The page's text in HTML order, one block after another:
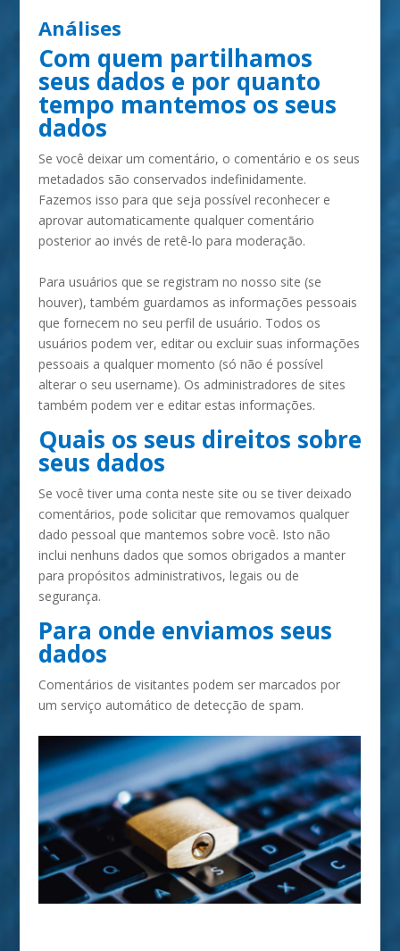
Análises
Com quem partilhamos
seus dados e por quanto
tempo mantemos os seus
dados
Se você deixar um comentário, o comentário e os seus
metadados são conservados indefinidamente.
Fazemos isso para que seja possível reconhecer e
aprovar automaticamente qualquer comentário
posterior ao invés de retê-lo para moderação.
Para usuários que se registram no nosso site (se
houver), também guardamos as informações pessoais
que fornecem no seu perfil de usuário. Todos os
usuários podem ver, editar ou excluir suas informações
pessoais a qualquer momento (só não é possível
alterar o seu username). Os administradores de sites
também podem ver e editar estas informações.
Quais os seus direitos sobre
seus dados
Se você tiver uma conta neste site ou se tiver deixado
comentários, pode solicitar que removamos qualquer
dado pessoal que mantemos sobre você. Isto não
inclui nenhuns dados que somos obrigados a manter
para propósitos administrativos, legais ou de
segurança.
Para onde enviamos seus
dados
Comentários de visitantes podem ser marcados por
um serviço automático de detecção de spam.